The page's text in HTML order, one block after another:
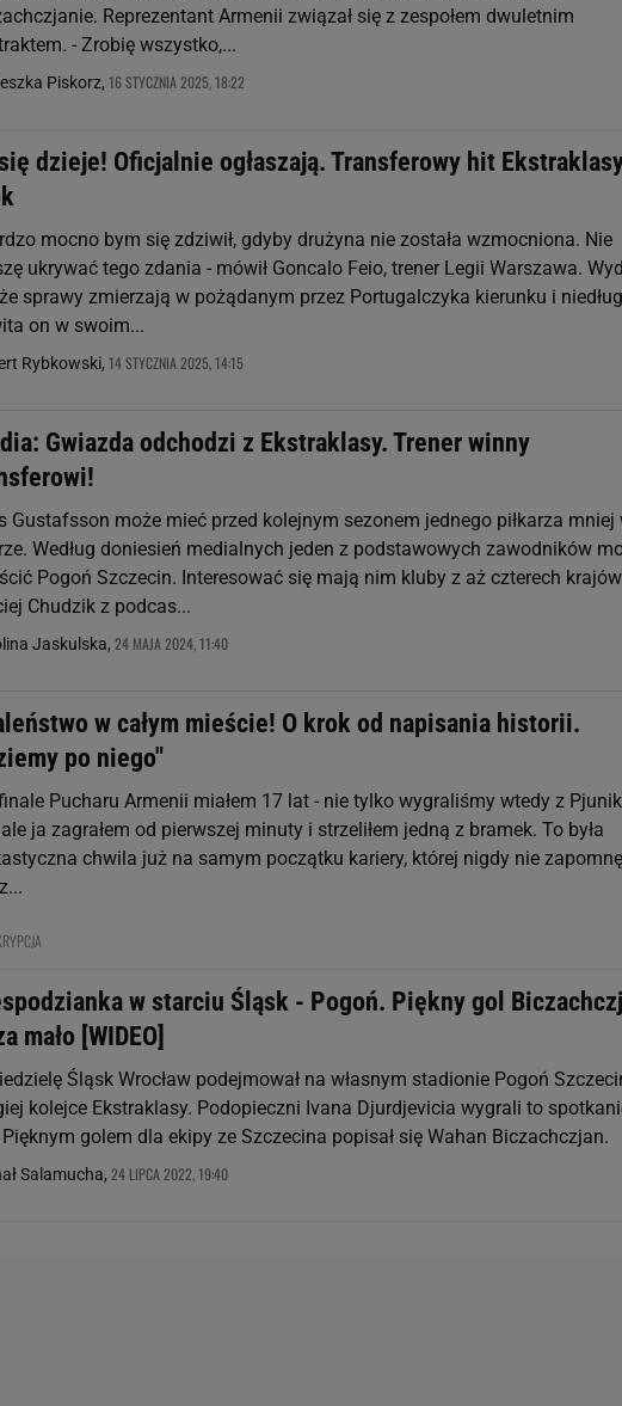
Reprezentant Armenii związał się z zespołem dwuletnim
- Zrobię wszystko,...
Piskorz, 16 STYCZNIA 2025, 18:22
dzieje! Oficjalnie ogłaszają. Transferowy hit
mocno bym się zdziwił, gdyby drużyna nie została wzmocniona. Nie
ukrywać tego zdania - mówił Goncalo Feio, trener Legii Warszawa.
sprawy zmierzają w pożądanym przez Portugalczyka kierunku i
on w swoim...
Rybkowski, 14 STYCZNIA 2025, 14:15
Gwiazda odchodzi z Ekstraklasy. Trener winny
Gustafsson może mieć przed kolejnym sezonem jednego piłkarza mniej
Według doniesień medialnych jeden z podstawowych zawodników
Pogoń Szczecin. Interesować się mają nim kluby z aż czterech
Chudzik z podcas...
Jaskulska, 24 MAJA 2024, 11:40
w całym mieście! O krok od napisania historii.
po niego"
Pucharu Armenii miałem 17 lat - nie tylko wygraliśmy wtedy z
ja zagrałem od pierwszej minuty i strzeliłem jedną z bramek. To była
chwila już na samym początku kariery, której nigdy nie
w starciu Śląsk - Pogoń. Piękny gol
mało [WIDEO]
Śląsk Wrocław podejmował na własnym stadionie Pogoń
kolejce Ekstraklasy. Podopieczni Ivana Djurdjevicia wygrali to
golem dla ekipy ze Szczecina popisał się Wahan Biczachczjan.
Salamucha, 24 LIPCA 2022, 19:40